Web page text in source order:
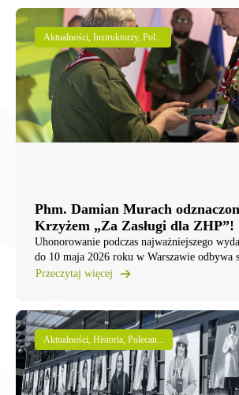
Aktualności, Instruktorzy, Pol...
Phm. Damian Murach
Krzyżem „Za Zasługi dla ZHP”!
Uhonorowanie podczas najważniejszego
do 10 maja 2026 roku w Warszawie odbywa
Przeczytaj więcej
Aktualności, Historia, Polecan...